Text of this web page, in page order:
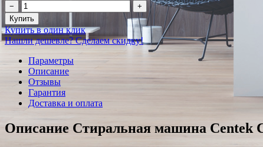
−
+
Купить
Купить в один клик
Нашли дешевле? Сделаем скидку!
Параметры
Описание
Отзывы
Гарантия
Доставка и оплата
Описание Стиральная машина Centek